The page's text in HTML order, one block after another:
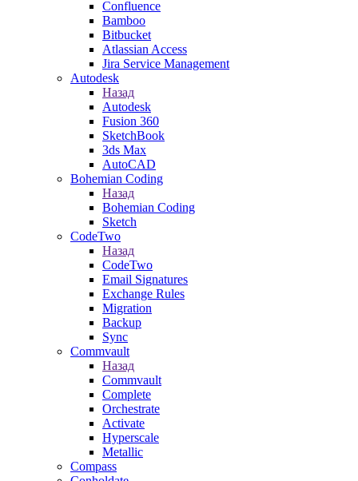
Confluence
Bamboo
Bitbucket
Atlassian Access
Jira Service Management
Autodesk
Назад
Autodesk
Fusion 360
SketchBook
3ds Max
AutoCAD
Bohemian Coding
Назад
Bohemian Coding
Sketch
CodeTwo
Назад
CodeTwo
Email Signatures
Exchange Rules
Migration
Backup
Sync
Commvault
Назад
Commvault
Complete
Orchestrate
Activate
Hyperscale
Metallic
Compass